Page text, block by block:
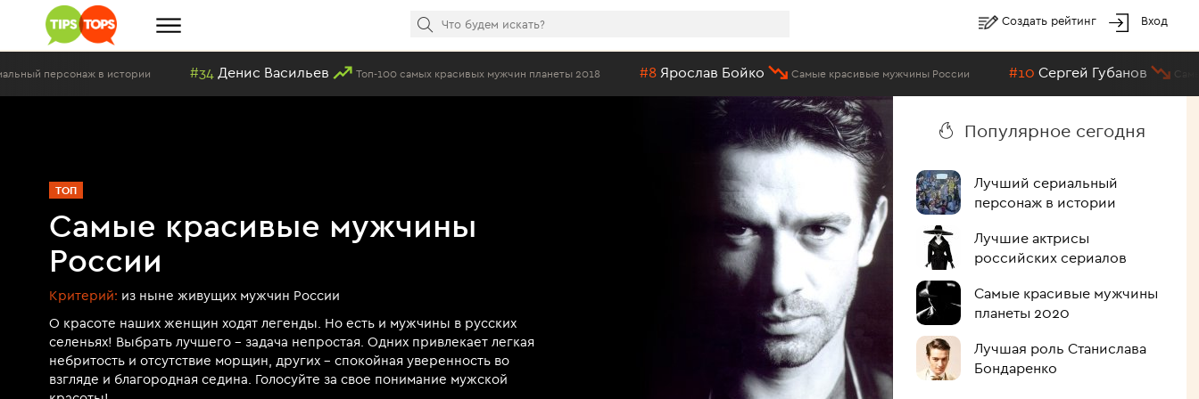
Создать рейтинг Вход
#34 Денис Васильев Топ-100 самых красивых мужчин планеты 2018 #8 Ярослав Бойко Самые красивые мужчины России #10 Сергей Губанов Самые красивые мужчины
ТОП
Самые красивые мужчины
России
Критерий: из ныне живущих мужчин России
О красоте наших женщин ходят легенды. Но есть и мужчины в русских
селеньях! Выбрать лучшего - задача непростая. Одних привлекает легкая
небритость и отсутствие морщин, других - спокойная уверенность во
взгляде и благородная седина. Голосуйте за свое понимание мужской
Популярное сегодня
Лучший сериальный
персонаж в истории
Лучшие актрисы
российских сериалов
Самые красивые мужчины
планеты 2020
Лучшая роль Станислава
Бондаренко